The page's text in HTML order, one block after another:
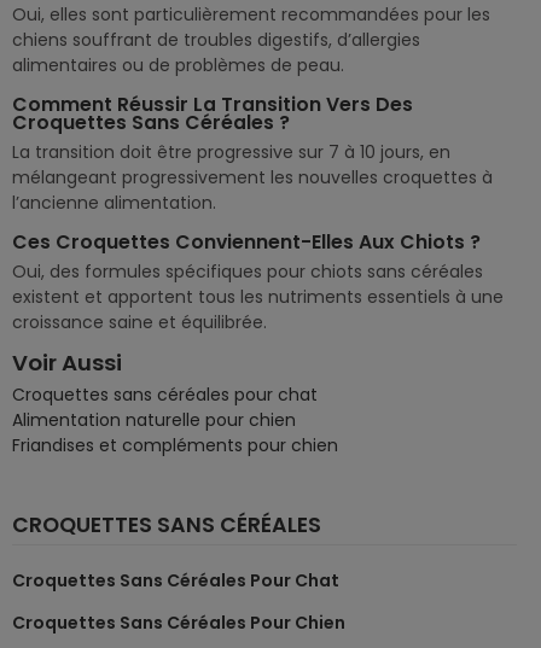
CROQUETTES SANS CÉRÉALES
Croquettes Sans Céréales Pour Chat
Croquettes Sans Céréales Pour Chien
Oui, elles sont particulièrement recommandées pour les
chiens souffrant de troubles digestifs, d’allergies
alimentaires ou de problèmes de peau.
Comment Réussir La Transition Vers Des
Croquettes Sans Céréales ?
La transition doit être progressive sur 7 à 10 jours, en
mélangeant progressivement les nouvelles croquettes à
l’ancienne alimentation.
Ces Croquettes Conviennent-Elles Aux Chiots ?
Oui, des formules spécifiques pour chiots sans céréales
existent et apportent tous les nutriments essentiels à une
croissance saine et équilibrée.
Voir Aussi
Croquettes sans céréales pour chat
Alimentation naturelle pour chien
Friandises et compléments pour chien